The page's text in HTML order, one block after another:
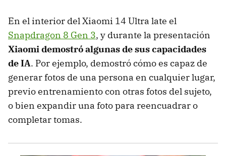
En el interior del Xiaomi 14 Ultra late el
Snapdragon 8 Gen 3, y durante la presentación
Xiaomi demostró algunas de sus capacidades
de IA. Por ejemplo, demostró cómo es capaz de
generar fotos de una persona en cualquier lugar,
previo entrenamiento con otras fotos del sujeto,
o bien expandir una foto para reencuadrar o
completar tomas.